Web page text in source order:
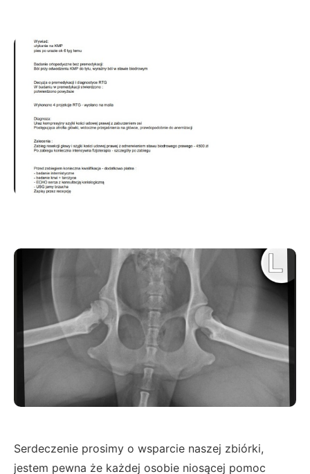
Serdeczenie prosimy o wsparcie naszej zbiórki,
jestem pewna że każdej osobie niosącej pomoc